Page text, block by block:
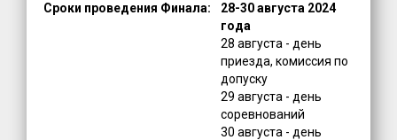
Сроки проведения Финала:
28-30 августа 2024
года
28 августа - день
приезда, комиссия по
допуску
29 августа - день
соревнований
30 августа - день